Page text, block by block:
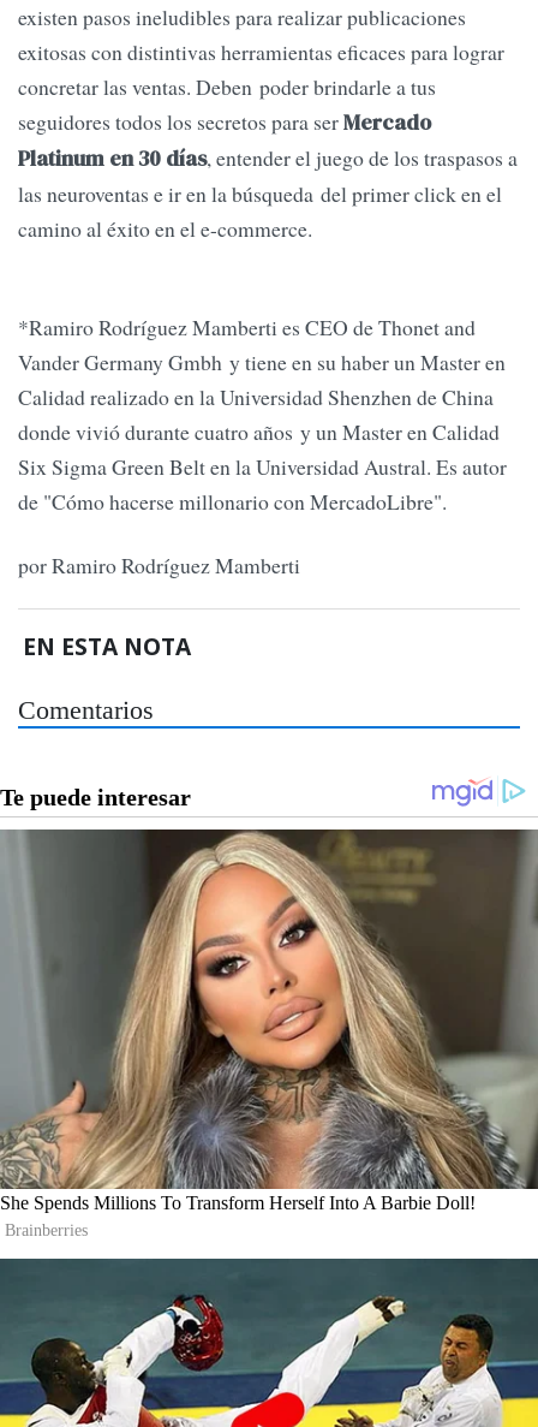
existen pasos ineludibles para realizar publicaciones
exitosas con distintivas herramientas eficaces para lograr
concretar las ventas. Deben poder brindarle a tus
seguidores todos los secretos para serMercado
Platinum en 30 días, entender el juego de los traspasos a
las neuroventas e ir en la búsqueda del primer click en el
camino al éxito en el e-commerce.
*Ramiro Rodríguez Mamberti es CEO de Thonet and
Vander Germany Gmbh y tiene en su haber un Master en
Calidad realizado en la Universidad Shenzhen de China
donde vivió durante cuatro años y un Master en Calidad
Six Sigma Green Belt en la Universidad Austral. Es autor
de "Cómo hacerse millonario con MercadoLibre".
por Ramiro Rodríguez Mamberti
EN ESTA NOTA
Comentarios